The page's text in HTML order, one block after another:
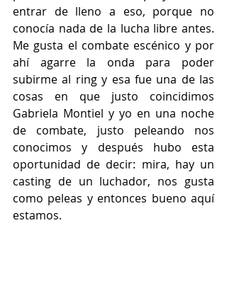
entrar de lleno a eso, porque no
conocía nada de la lucha libre antes.
Me gusta el combate escénico y por
ahí agarre la onda para poder
subirme al ring y esa fue una de las
cosas en que justo coincidimos
Gabriela Montiel y yo en una noche
de combate, justo peleando nos
conocimos y después hubo esta
oportunidad de decir: mira, hay un
casting de un luchador, nos gusta
como peleas y entonces bueno aquí
estamos.